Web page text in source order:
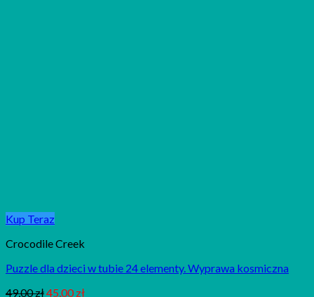
Kup Teraz
Crocodile Creek
Puzzle dla dzieci w tubie 24 elementy. Wyprawa kosmiczna
49,00zł45,00zł